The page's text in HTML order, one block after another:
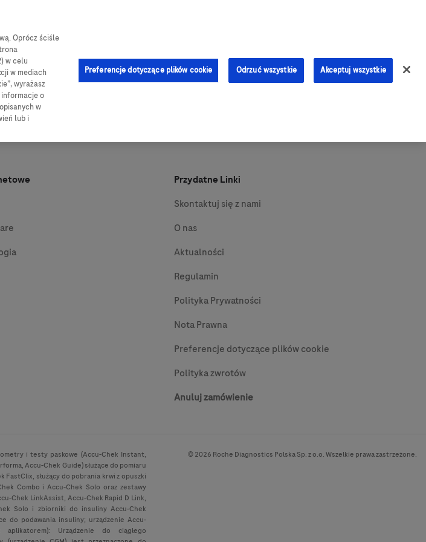
Kontakt
Przydatne Linki
Skontaktuj się z nami
O nas
Aktualności
Regulamin
Polityka Prywatności
Nota Prawna
Preferencje dotyczące plików cookie
Polityka zwrotów
Anuluj zamówienie
i testy paskowe (Accu-Chek Instant,
Accu-Chek Guide) służące do pomiaru
FastClix, służący do pobrania krwi z opuszki
Combo i Accu-Chek Solo oraz zestawy
Chek LinkAssist, Accu-Chek Rapid D Link,
Solo i zbiorniki do insuliny Accu-Chek
do podawania insuliny; urządzenie Accu-
Urządzenie do ciągłego
© 2026 Roche Diagnostics Polska Sp. z o.o. Wszelkie prawa zastrzeżone.
Oprócz ściśle
w celu
w mediach
wyrażasz
o
w
lub i
Preferencje dotyczące plików cookie Odrzuć wszystkie Akceptuj wszystkie